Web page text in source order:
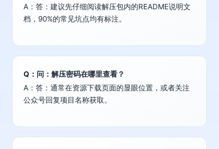
A：答：建议先仔细阅读解压包内的README说明文
档，90%的常见坑点均有标注。
Q：问：解压密码在哪里查看？
A：答：通常在资源下载页面的显眼位置，或者关注
公众号回复项目名称获取。